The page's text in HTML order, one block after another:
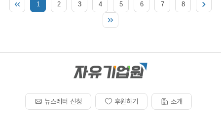
1 2 3 4 5 6 7 8
뉴스레터 신청 후원하기 소개